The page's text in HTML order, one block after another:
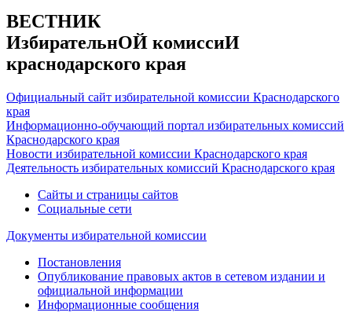
ВЕСТНИК
ИзбирательнОЙ комиссиИ
краснодарского края
Официальный сайт избирательной комиссии Краснодарского
края
Информационно-обучающий портал избирательных комиссий
Краснодарского края
Новости избирательной комиссии Краснодарского края
Деятельность избирательных комиссий Краснодарского края
Сайты и страницы сайтов
Социальные сети
Документы избирательной комиссии
Постановления
Опубликование правовых актов в сетевом издании и
официальной информации
Информационные сообщения